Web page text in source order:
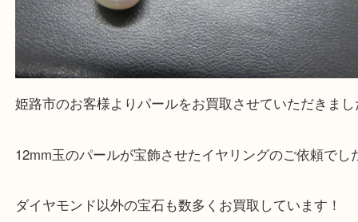
公開日:2026/04/22 最終更新日:2026/04/08
宝石 パール 12mm イヤリング（ パール イヤリング Pt900 ）
ダイヤモンド 全て 貴金属 プラチナ ジュエリー 宝石
Pt900